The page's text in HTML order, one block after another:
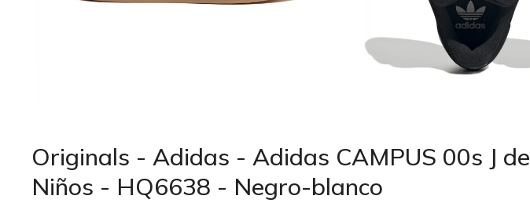
Originals - Adidas - Adidas CAMPUS 00s J de
Niños - HQ6638 - Negro-blanco